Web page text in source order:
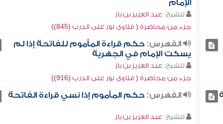
الإمام
للشيخ: عبد العزيز بن باز
جزء من محاضرة ( فتاوى نور على الدرب (845))
الفهرس: حكم قراءة المأموم للفاتحة إذا لم
يسكت الإمام في الجهرية
للشيخ: عبد العزيز بن باز
جزء من محاضرة ( فتاوى نور على الدرب (916))
الفهرس: حكم المأموم إذا نسي قراءة الفاتحة
للشيخ: عبد العزيز بن باز